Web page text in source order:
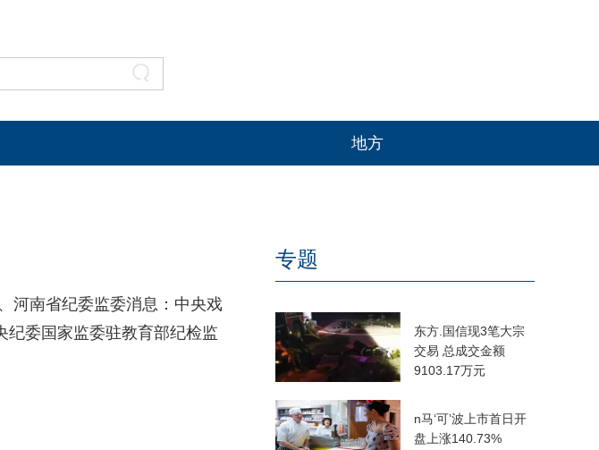
地方
南省纪委监委消息：中央戏
纪委国家监委驻教育部纪检监
专题
东方.国信现3笔大宗
交易 总成交金额
9103.17万元
n马‘可’波上市首日开
盘上涨140.73%